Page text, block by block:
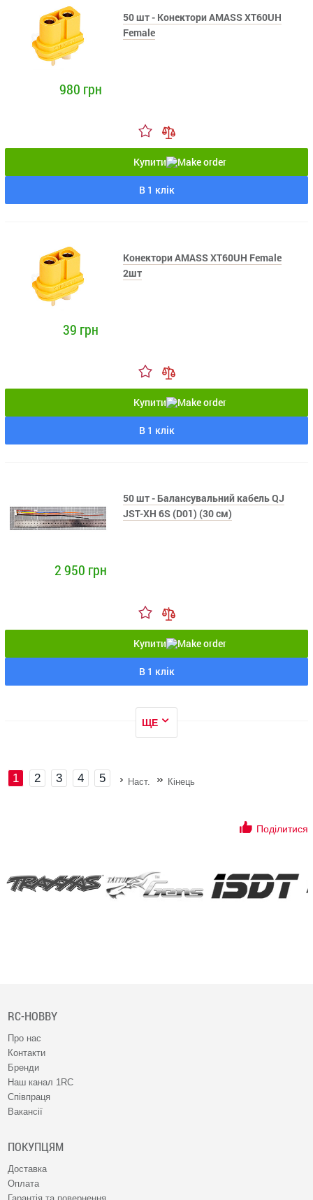
50 шт - Конектори AMASS XT60UH
Female
980 грн
Купити
В 1 клік
Конектори AMASS XT60UH Female
2шт
39 грн
Купити
В 1 клік
50 шт - Балансувальний кабель QJ
JST-XH 6S (D01) (30 см)
2 950 грн
Купити
В 1 клік
ЩЕ
1 2 3 4 5 Наст. Кінець
Поділитися
RC-HOBBY
Про нас
Контакти
Бренди
Наш канал 1RC
Співпраця
Вакансії
ПОКУПЦЯМ
Доставка
Оплата